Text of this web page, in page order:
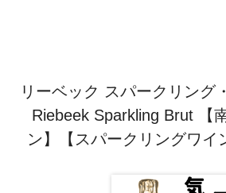
リーベック スパークリング
Riebeek Sparkling Brut 【
ン】【スパークリングワイ